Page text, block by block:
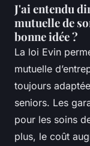
J'ai entendu
mutuelle de
bonne idée ?
La loi Evin
mutuelle
toujours
seniors. Les
pour les soins
plus, le coût